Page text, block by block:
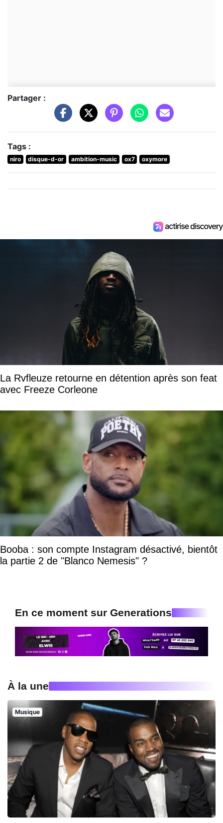
Partager :
Tags :
niro disque-d-or ambition-music ox7 oxymore
La Rvfleuze retourne en détention après son feat
avec Freeze Corleone
Booba : son compte Instagram désactivé, bientôt
la partie 2 de "Blanco Nemesis" ?
En ce moment sur Generations
À la une
Musique